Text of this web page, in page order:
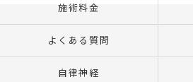
施術料金
よくある質問
自律神経